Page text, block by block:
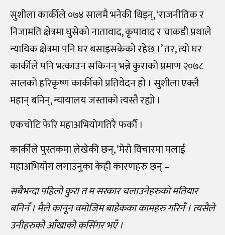
सुशीला कार्कीले ०७४ सालमै भनेकी थिइन्, ‘राजनीतिक र
निजामति क्षेत्रमा घुसेको नातावाद, कृपावाद र चाकडी प्रथाले
न्यायिक क्षेत्रमा पनि घर बसाइसकेको रहेछ ।’ तर, त्यो घर
कार्कीले पनि भत्काउन सकिनन् भन्ने कुराको प्रमाण २०७८
सालको हरिकृष्ण कार्कीको प्रतिवेदन हो । सुशीला एक्लै
महान् बनिन्, न्यायालय जस्ताको त्यस्तै रह्यो ।
एकचोटि फेरि महाअभियोगतिरै फर्कौं ।
कार्कीले पुस्तकमा लेखेकी छन्, ‘मेरो विचारमा मलाई
महाअभियोग लगाउनुका केही कारणहरु छन् –
सबैभन्दा पहिलो कुरा त म सरकार चलाउनेहरुको मतियार
बनिनँ । मैले कानून वमोजिम बाहेकका कामहरु गरिनँ । त्यसैले
उनीहरुको आँखाको कसिँगर भएँ ।